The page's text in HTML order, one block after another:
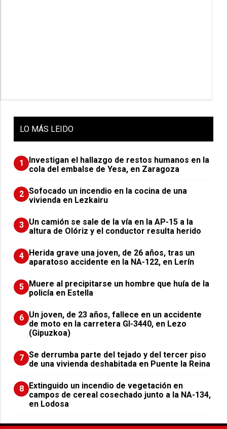
LO MÁS LEIDO
1
Investigan el hallazgo de restos humanos en la
cola del embalse de Yesa, en Zaragoza
2 Sofocado un incendio en la cocina de una
vivienda en Lezkairu
3 Un camión se sale de la vía en la AP-15 a la
altura de Olóriz y el conductor resulta herido
4 Herida grave una joven, de 26 años, tras un
aparatoso accidente en la NA-122, en Lerín
5 Muere al precipitarse un hombre que huía de la
policía en Estella
6 Un joven, de 23 años, fallece en un accidente
de moto en la carretera GI-3440, en Lezo
(Gipuzkoa)
7 Se derrumba parte del tejado y del tercer piso
de una vivienda deshabitada en Puente la Reina
8 Extinguido un incendio de vegetación en
campos de cereal cosechado junto a la NA-134,
en Lodosa